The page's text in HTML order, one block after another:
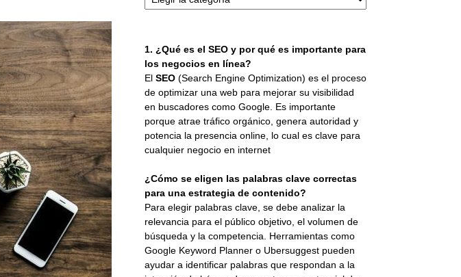
1. ¿Qué es el SEO y por qué es importante para
los negocios en línea?
El SEO (Search Engine Optimization) es el proceso
de optimizar una web para mejorar su visibilidad
en buscadores como Google. Es importante
porque atrae tráfico orgánico, genera autoridad y
potencia la presencia online, lo cual es clave para
cualquier negocio en internet
¿Cómo se eligen las palabras clave correctas
para una estrategia de contenido?
Para elegir palabras clave, se debe analizar la
relevancia para el público objetivo, el volumen de
búsqueda y la competencia. Herramientas como
Google Keyword Planner o Ubersuggest pueden
ayudar a identificar palabras que respondan a la